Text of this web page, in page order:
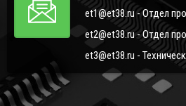
et1@et38.ru - Отдел
et2@et38.ru - Отдел
et3@et38.ru -